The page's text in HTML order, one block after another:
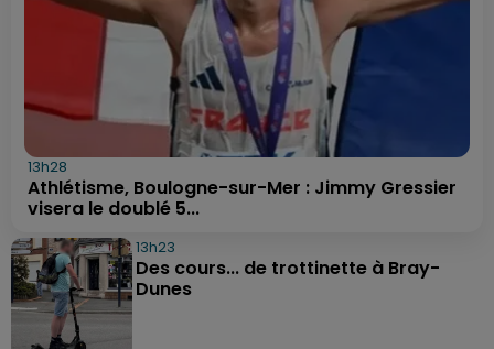
13h28
Athlétisme, Boulogne-sur-Mer : Jimmy Gressier
visera le doublé 5...
13h23
Des cours... de trottinette à Bray-
Dunes